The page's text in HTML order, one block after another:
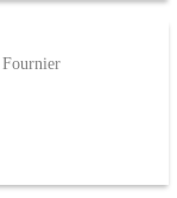
Fournier